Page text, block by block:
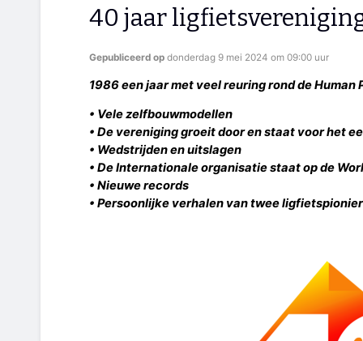
RSS
40 jaar
Gepubliceerd op donderdag 9 mei 2024 om 09:00 uur
1986 een jaar met veel reuring rond de Human
• Vele zelfbouwmodellen
• De vereniging groeit door en staat voor het
• Wedstrijden en uitslagen
• De Internationale organisatie staat op de
• Nieuwe records
• Persoonlijke verhalen van twee